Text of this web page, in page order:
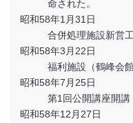
命された。
昭和58年1月31日
合併処理施設新営
昭和58年3月22日
福利施設（鶴峰会
昭和58年7月25日
第1回公開講座開講
昭和58年12月27日